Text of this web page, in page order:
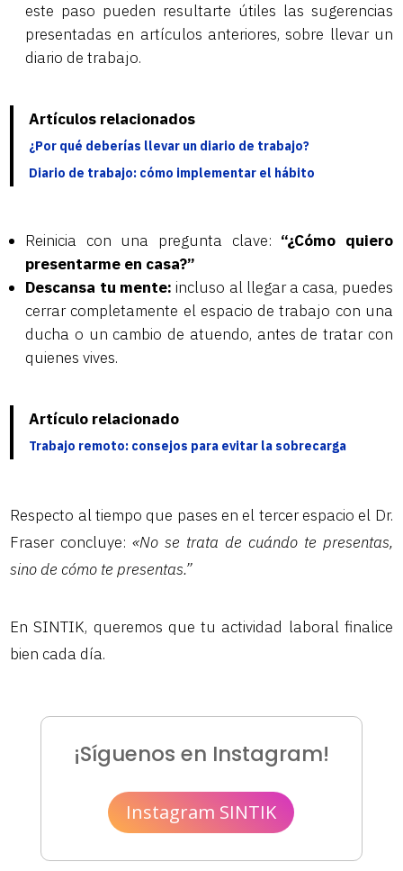
este paso pueden resultarte útiles las sugerencias
presentadas en artículos anteriores, sobre llevar un
diario de trabajo.
Artículos relacionados
¿Por qué deberías llevar un diario de trabajo?
Diario de trabajo: cómo implementar el hábito
Reinicia con una pregunta clave: “¿Cómo quiero
presentarme en casa?”
Descansa tu mente: incluso al llegar a casa, puedes
cerrar completamente el espacio de trabajo con una
ducha o un cambio de atuendo, antes de tratar con
quienes vives.
Artículo relacionado
Trabajo remoto: consejos para evitar la sobrecarga
Respecto al tiempo que pases en el tercer espacio el Dr.
Fraser concluye:«No se trata de cuándo te presentas,
sino de cómo te presentas.”
En SINTIK, queremos que tu actividad laboral finalice
bien cada día.
¡Síguenos en Instagram!
Instagram SINTIK